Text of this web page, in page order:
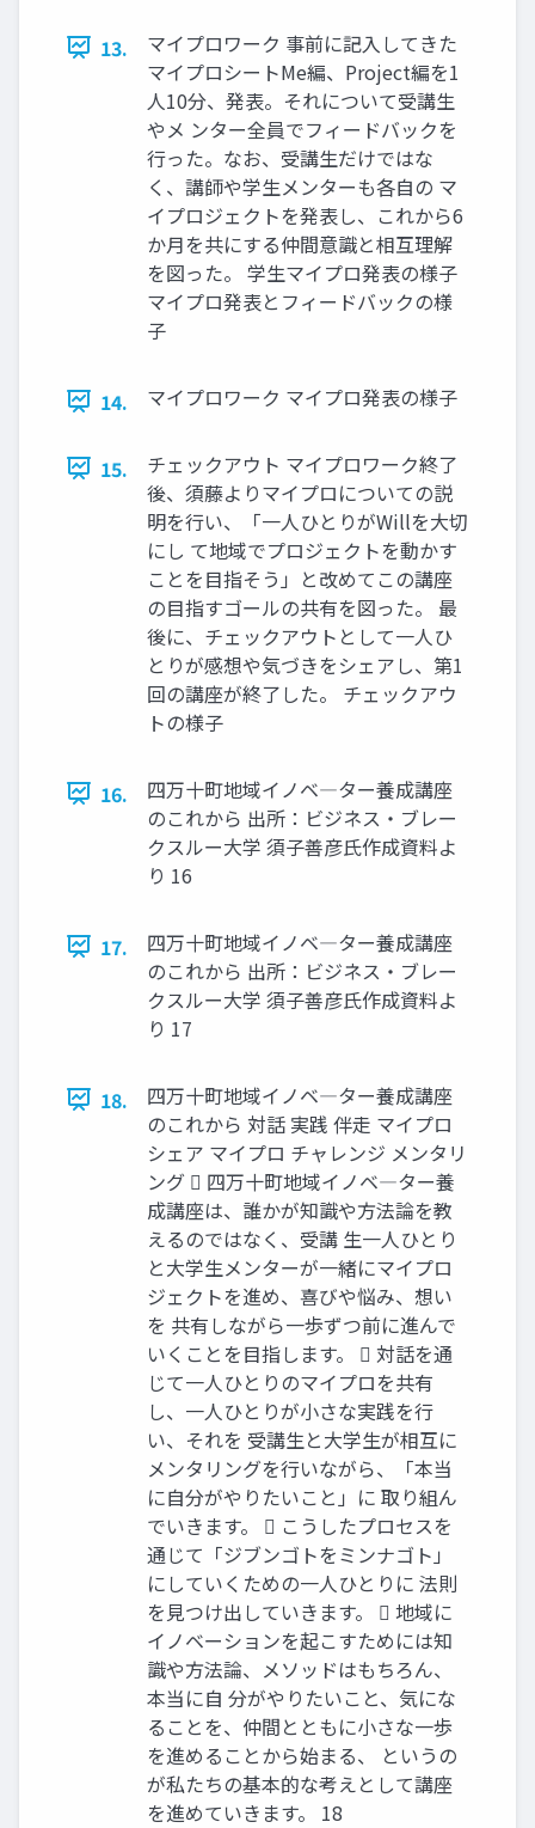
13.
マイプロワーク 事前に記入してきた
マイプロシートMe編、Project編を1
人10分、発表。それについて受講生
やメ ンター全員でフィードバックを
行った。なお、受講生だけではな
く、講師や学生メンターも各自の マ
イプロジェクトを発表し、これから6
か月を共にする仲間意識と相互理解
を図った。 学生マイプロ発表の様子
マイプロ発表とフィードバックの様
子
14. マイプロワーク マイプロ発表の様子
15.
チェックアウト マイプロワーク終了
後、須藤よりマイプロについての説
明を行い、「一人ひとりがWillを大切
にし て地域でプロジェクトを動かす
ことを目指そう」と改めてこの講座
の目指すゴールの共有を図った。 最
後に、チェックアウトとして一人ひ
とりが感想や気づきをシェアし、第1
回の講座が終了した。 チェックアウ
トの様子
16.
四万十町地域イノベ―ター養成講座
のこれから 出所：ビジネス・ブレー
クスルー大学 須子善彦氏作成資料よ
り 16
17.
四万十町地域イノベ―ター養成講座
のこれから 出所：ビジネス・ブレー
クスルー大学 須子善彦氏作成資料よ
り 17
18.
四万十町地域イノベ―ター養成講座
のこれから 対話 実践 伴走 マイプロ
シェア マイプロ チャレンジ メンタリ
ング  四万十町地域イノベ―ター養
成講座は、誰かが知識や方法論を教
えるのではなく、受講 生一人ひとり
と大学生メンターが一緒にマイプロ
ジェクトを進め、喜びや悩み、想い
を 共有しながら一歩ずつ前に進んで
いくことを目指します。  対話を通
じて一人ひとりのマイプロを共有
し、一人ひとりが小さな実践を行
い、それを 受講生と大学生が相互に
メンタリングを行いながら、「本当
に自分がやりたいこと」に 取り組ん
でいきます。  こうしたプロセスを
通じて「ジブンゴトをミンナゴト」
にしていくための一人ひとりに 法則
を見つけ出していきます。  地域に
イノベーションを起こすためには知
識や方法論、メソッドはもちろん、
本当に自 分がやりたいこと、気にな
ることを、仲間とともに小さな一歩
を進めることから始まる、 というの
が私たちの基本的な考えとして講座
を進めていきます。 18